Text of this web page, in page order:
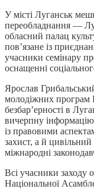
У місті Луганськ
переобладнання —
обласний палац
пов’язане із
учасники семінару
оснащенні
Ярослав
молодіжних програм
безбар’ерності в
вичерпну інформацію
із правовими
захист, а й
міжнародні
Всі учасники заходу
Національної